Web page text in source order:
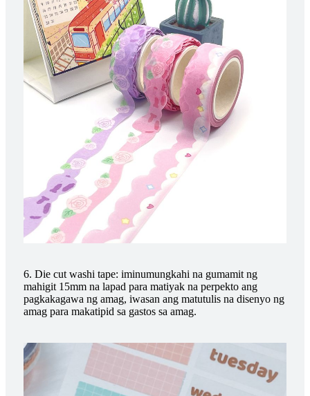
6. Die cut washi tape: iminumungkahi na gumamit ng
mahigit 15mm na lapad para matiyak na perpekto ang
pagkakagawa ng amag, iwasan ang matutulis na disenyo ng
amag para makatipid sa gastos sa amag.